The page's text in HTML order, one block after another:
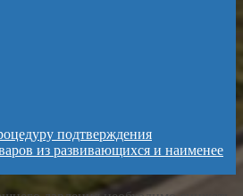
подтверждения
из развивающихся и наименее